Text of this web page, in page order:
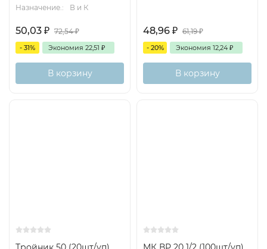
Назначение.:
В и К
50,03 ₽ 72,54₽
- 31% Экономия 22,51 ₽
В корзину
48,96 ₽ 61,19₽
- 20% Экономия 12,24 ₽
В корзину